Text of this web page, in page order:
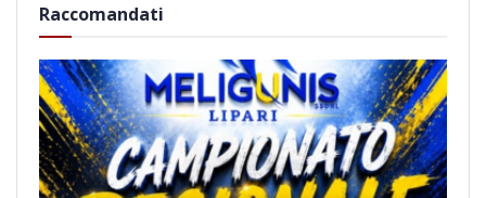
Raccomandati